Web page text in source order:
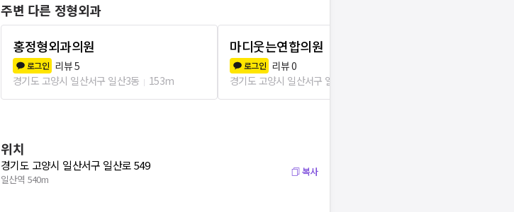
주변 다른 정형외과
홍정형외과의원
로그인 리뷰5
경기도 고양시 일산서구 일산3동
153m
마디웃는연합의원
로그인 리뷰0
경기도 고양시 일산서구 일산2동
위치
경기도 고양시 일산서구 일산로 549
일산역 540m
복사